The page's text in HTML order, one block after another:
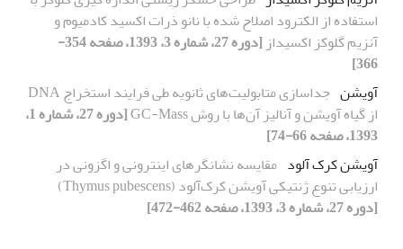
استفاده از الکترود اصلاح شده با نانو ذرات اکسید کادمیوم و
آنزیم گلوکز اکسیداز
[دوره 27، شماره 3، 1393، صفحه 354-
366]
آویشن
جداسازی متابولیت‌های ثانویه طی فرایند استخراج DNA
از گیاه آویشن و آنالیز آن‌ها با روش GC-Mass
[دوره 27، شماره 1،
1393، صفحه 66-74]
آویشن کرک آلود مقایسه نشانگرهای اینترونی و اگزونی در
ارزیابی تنوع ژنتیکی آویشن کرک‌آلود (Thymus pubescens)
[دوره 27، شماره 3، 1393، صفحه 462-472]